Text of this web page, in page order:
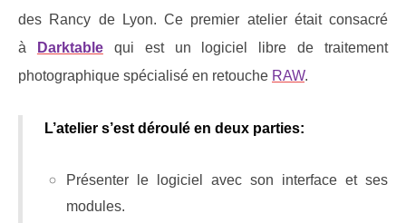
des Rancy de Lyon. Ce premier atelier était consacré
à
Darktablequi est un logiciel libre de traitement
photographique spécialisé en retouche RAW.
L’atelier s’est déroulé en deux parties:
Présenter le logiciel avec son interface et ses
modules.